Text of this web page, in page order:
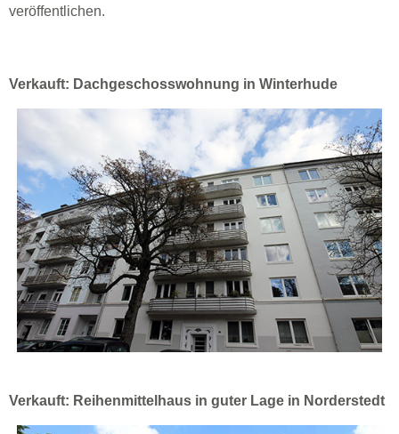
veröffentlichen.
Verkauft: Dachgeschosswohnung in Winterhude
Verkauft: Reihenmittelhaus in guter Lage in Norderstedt